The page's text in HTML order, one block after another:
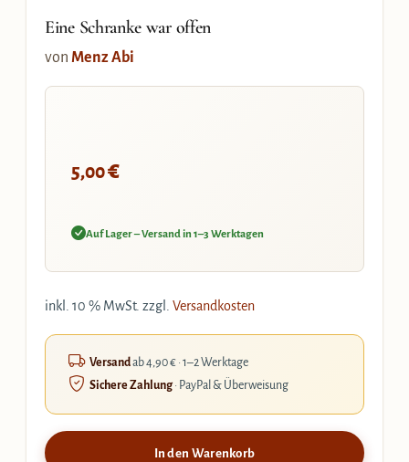
Eine Schranke war offen
von Menz Abi
5,00€
Auf Lager – Versand in 1–3 Werktagen
inkl. 10 % MwSt. zzgl. Versandkosten
Versandab 4,90 € · 1–2 Werktage
Sichere Zahlung· PayPal & Überweisung
In den Warenkorb